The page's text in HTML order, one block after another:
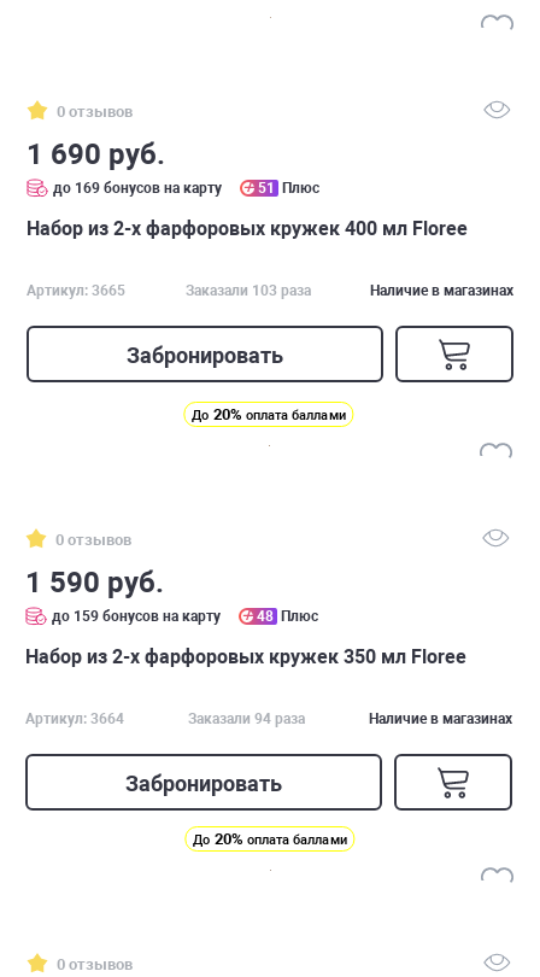
0 отзывов
1 690 руб.
до 169 бонусов на карту 51 Плюс
Набор из 2-х фарфоровых кружек 400 мл Floree
Артикул: 3665 Заказали 103 раза Наличие в магазинах
Забронировать
До 20% оплата баллами
0 отзывов
1 590 руб.
до 159 бонусов на карту 48 Плюс
Набор из 2-х фарфоровых кружек 350 мл Floree
Артикул: 3664 Заказали 94 раза Наличие в магазинах
Забронировать
До 20% оплата баллами
0 отзывов